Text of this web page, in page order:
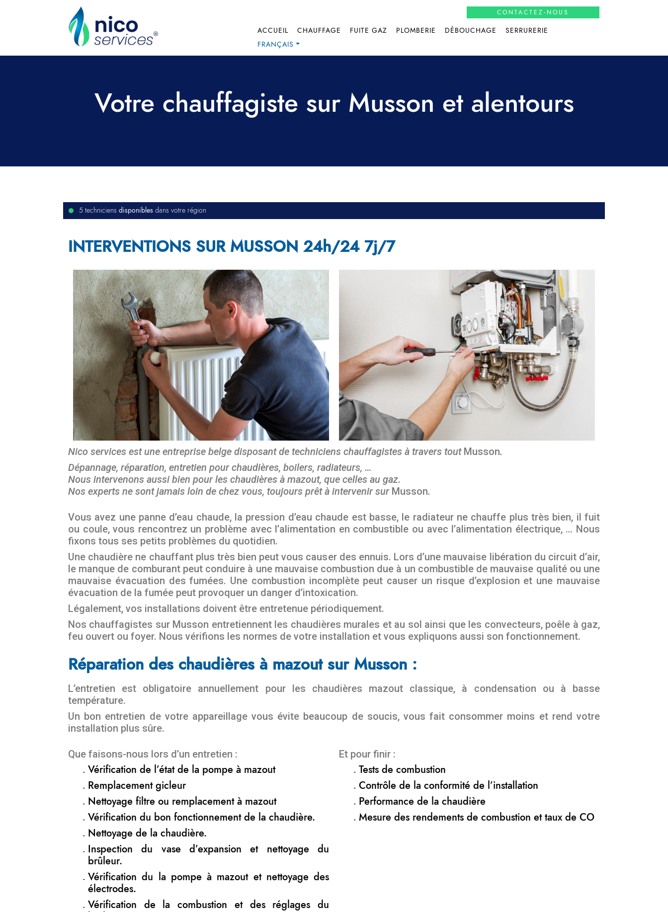
CONTACTEZ-NOUS
ACCUEIL CHAUFFAGE FUITE GAZ PLOMBERIE DÉBOUCHAGE
SERRURERIE
FRANÇAIS
Votre chauffagiste sur Musson et alentours
5 techniciensdisponibles dans votre région
INTERVENTIONS SUR MUSSON 24h/24 7j/7
Nico services est une entreprise belge disposant de techniciens chauffagistes à travers tout Musson.
Dépannage, réparation, entretien pour chaudières, boilers, radiateurs, …
Nous intervenons aussi bien pour les chaudières à mazout, que celles au gaz.
Nos experts ne sont jamais loin de chez vous, toujours prêt à intervenir sur Musson.
Vous avez une panne d’eau chaude, la pression d’eau chaude est basse, le radiateur ne chauffe plus très bien, il fuit
ou coule, vous rencontrez un problème avec l’alimentation en combustible ou avec l’alimentation électrique, … Nous
fixons tous ses petits problèmes du quotidien.
Une chaudière ne chauffant plus très bien peut vous causer des ennuis. Lors d’une mauvaise libération du circuit d’air,
le manque de comburant peut conduire à une mauvaise combustion due à un combustible de mauvaise qualité ou une
mauvaise évacuation des fumées. Une combustion incomplète peut causer un risque d’explosion et une mauvaise
évacuation de la fumée peut provoquer un danger d’intoxication.
Légalement, vos installations doivent être entretenue périodiquement.
Nos chauffagistes sur Musson entretiennent les chaudières murales et au sol ainsi que les convecteurs, poêle à gaz,
feu ouvert ou foyer. Nous vérifions les normes de votre installation et vous expliquons aussi son fonctionnement.
Réparation des chaudières à mazout sur Musson :
L’entretien est obligatoire annuellement pour les chaudières mazout classique, à condensation ou à basse
température.
Un bon entretien de votre appareillage vous évite beaucoup de soucis, vous fait consommer moins et rend votre
installation plus sûre.
Que faisons-nous lors d’un entretien :
Vérification de l’état de la pompe à mazout
Remplacement gicleur
Nettoyage filtre ou remplacement à mazout
Vérification du bon fonctionnement de la chaudière.
Nettoyage de la chaudière.
Inspection du vase d’expansion et nettoyage du
brûleur.
Vérification du la pompe à mazout et nettoyage des
électrodes.
Vérification de la combustion et des réglages du
Et pour finir :
Tests de combustion
Contrôle de la conformité de l’installation
Performance de la chaudière
Mesure des rendements de combustion et taux de CO